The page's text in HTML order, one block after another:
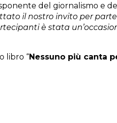
del giornalismo e
il nostro invito per
è stata
libro “Nessuno più canta